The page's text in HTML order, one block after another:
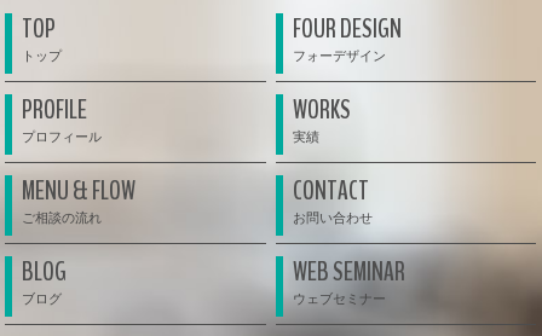
TOP FOUR DESIGN
PROFILE WORKS
MENU & FLOW CONTACT
BLOG WEB SEMINAR